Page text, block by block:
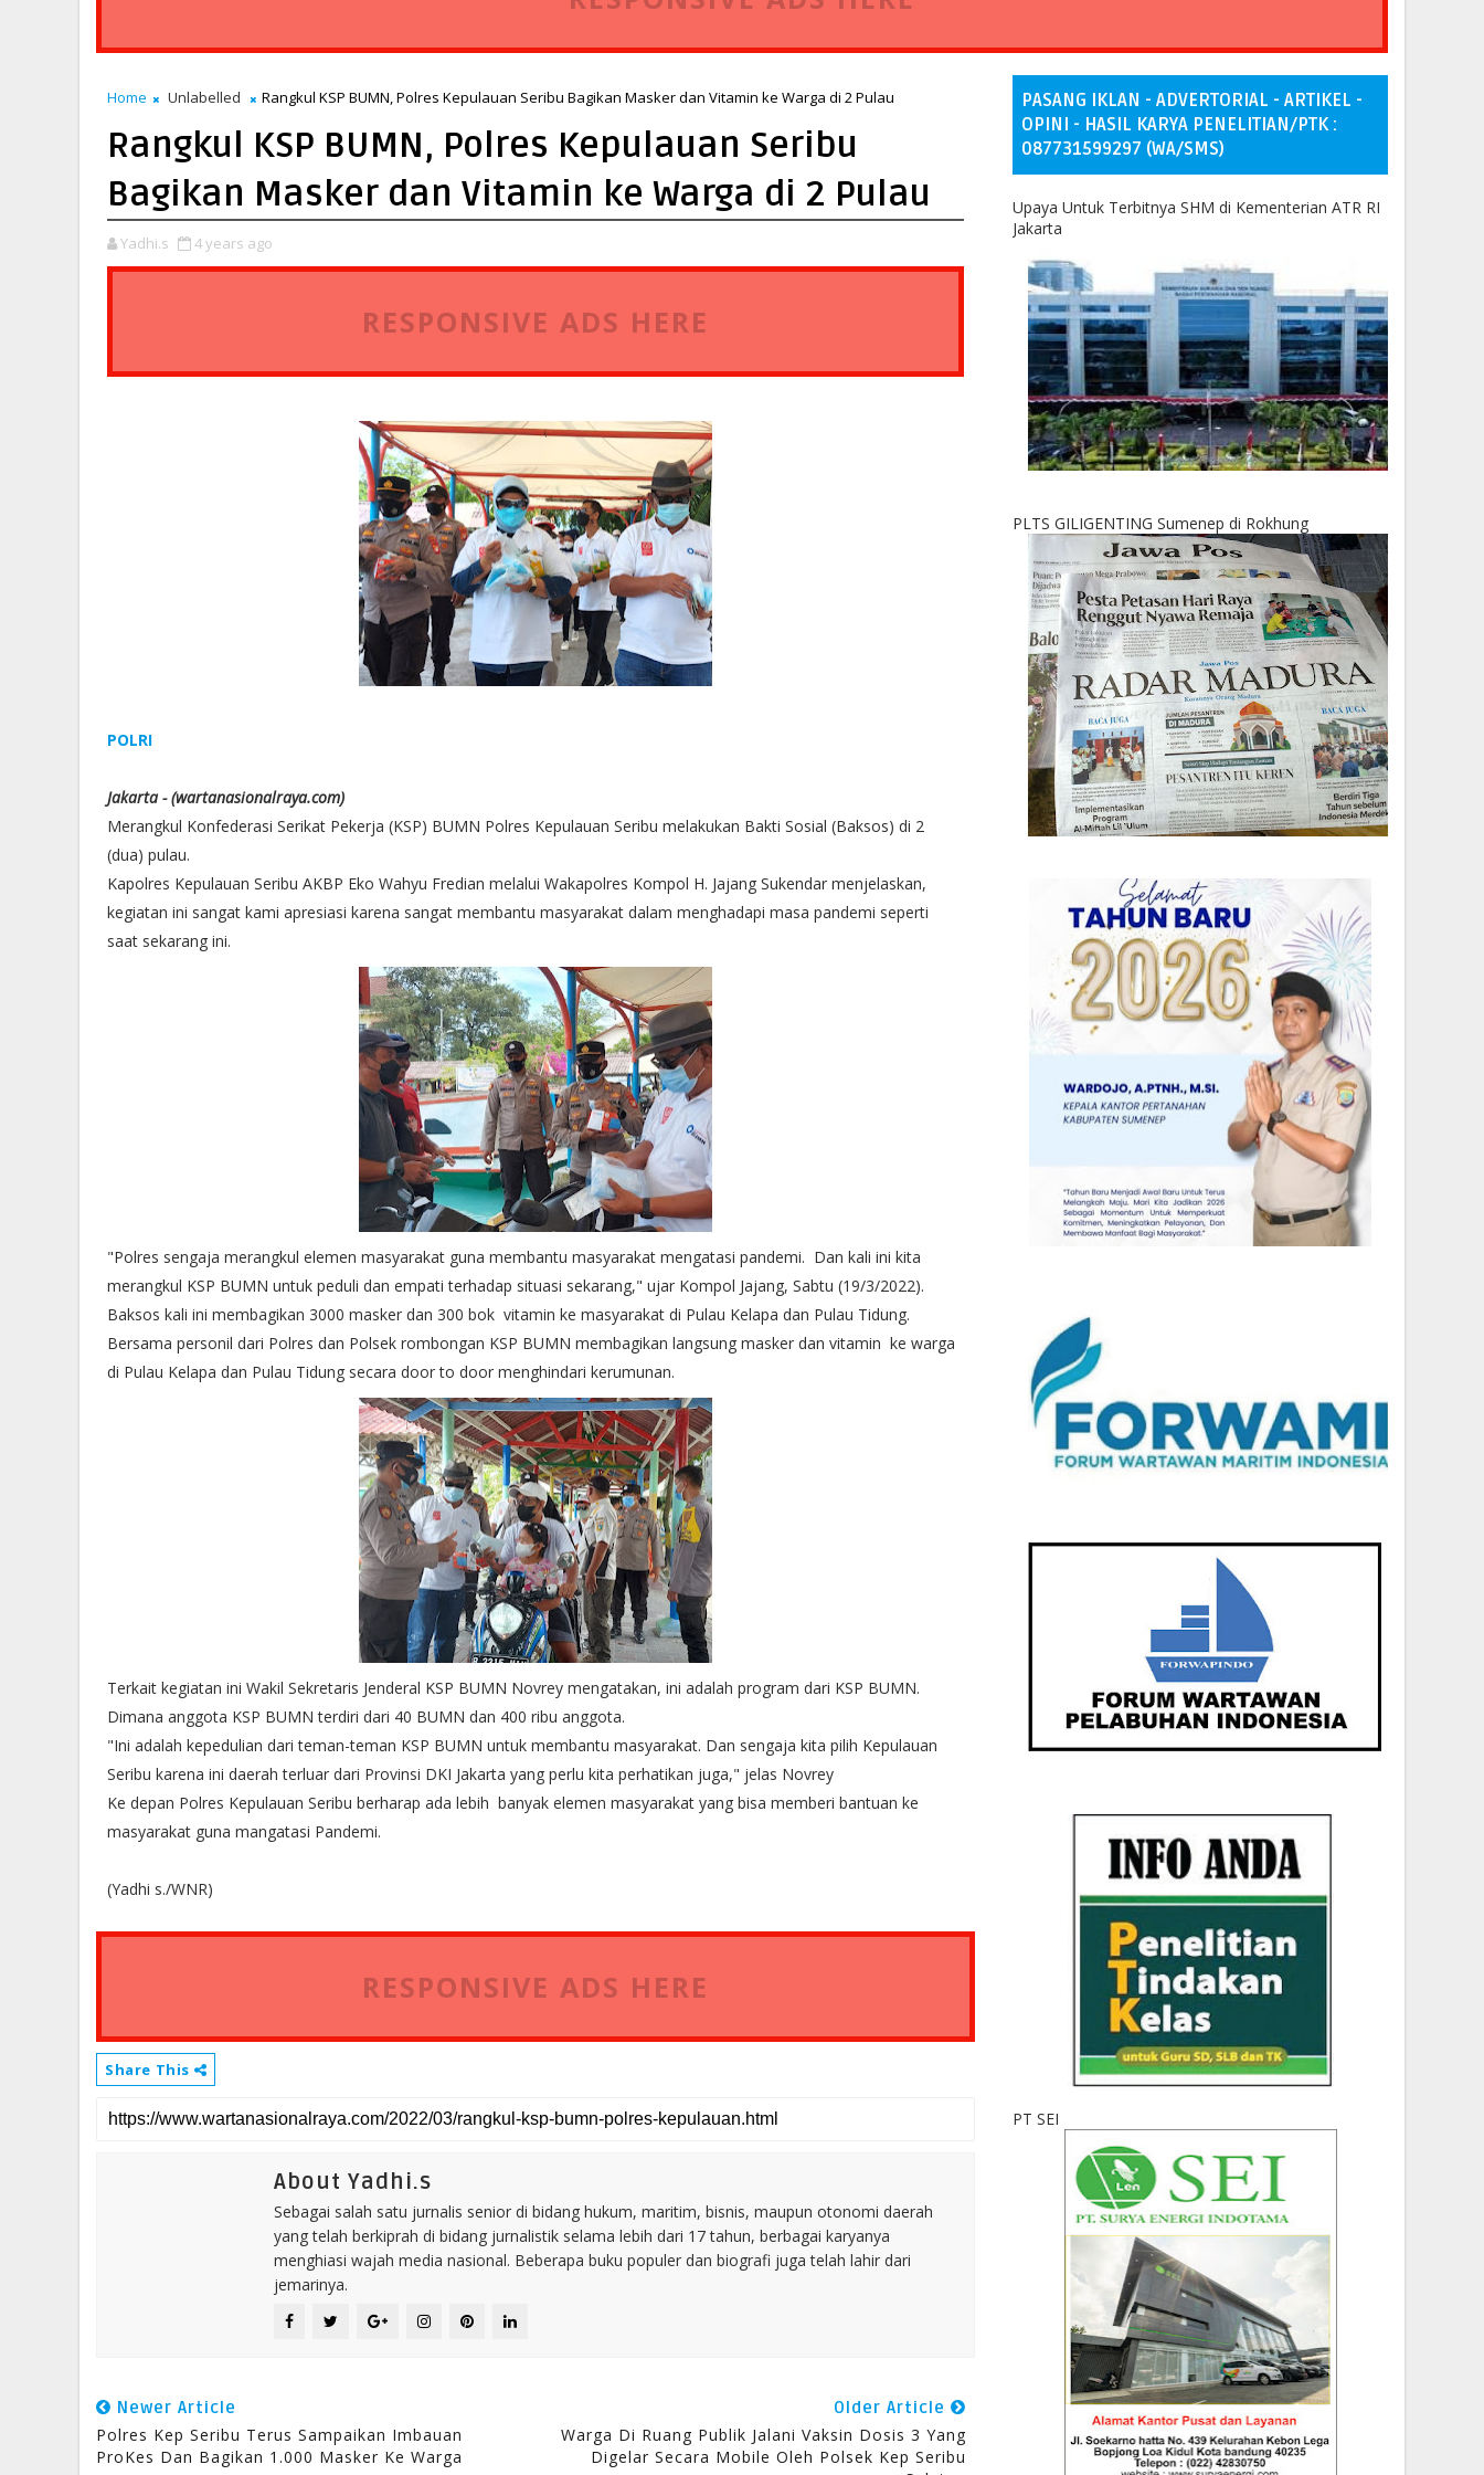
Home Unlabelled Rangkul KSP BUMN, Polres Kepulauan Seribu Bagikan Masker dan Vitamin ke Warga di 2 Pulau
Rangkul KSP BUMN, Polres Kepulauan Seribu
Bagikan Masker dan Vitamin ke Warga di 2 Pulau
Yadhi.s 4 years ago
RESPONSIVE ADS HERE
POLRI
Jakarta - (wartanasionalraya.com)
Merangkul Konfederasi Serikat Pekerja (KSP) BUMN Polres Kepulauan Seribu melakukan Bakti Sosial (Baksos) di 2
(dua) pulau.
Kapolres Kepulauan Seribu AKBP Eko Wahyu Fredian melalui Wakapolres Kompol H. Jajang Sukendar menjelaskan,
kegiatan ini sangat kami apresiasi karena sangat membantu masyarakat dalam menghadapi masa pandemi seperti
saat sekarang ini.
"Polres sengaja merangkul elemen masyarakat guna membantu masyarakat mengatasi pandemi. Dan kali ini kita
merangkul KSP BUMN untuk peduli dan empati terhadap situasi sekarang," ujar Kompol Jajang, Sabtu (19/3/2022).
Baksos kali ini membagikan 3000 masker dan 300 bok vitamin ke masyarakat di Pulau Kelapa dan Pulau Tidung.
Bersama personil dari Polres dan Polsek rombongan KSP BUMN membagikan langsung masker dan vitamin ke warga
di Pulau Kelapa dan Pulau Tidung secara door to door menghindari kerumunan.
Terkait kegiatan ini Wakil Sekretaris Jenderal KSP BUMN Novrey mengatakan, ini adalah program dari KSP BUMN.
Dimana anggota KSP BUMN terdiri dari 40 BUMN dan 400 ribu anggota.
"Ini adalah kepedulian dari teman-teman KSP BUMN untuk membantu masyarakat. Dan sengaja kita pilih Kepulauan
Seribu karena ini daerah terluar dari Provinsi DKI Jakarta yang perlu kita perhatikan juga," jelas Novrey
Ke depan Polres Kepulauan Seribu berharap ada lebih banyak elemen masyarakat yang bisa memberi bantuan ke
masyarakat guna mangatasi Pandemi.
(Yadhi s./WNR)
RESPONSIVE ADS HERE
Share This
About Yadhi.s
Sebagai salah satu jurnalis senior di bidang hukum, maritim, bisnis, maupun otonomi daerah
yang telah berkiprah di bidang jurnalistik selama lebih dari 17 tahun, berbagai karyanya
menghiasi wajah media nasional. Beberapa buku populer dan biografi juga telah lahir dari
jemarinya.
Newer Article
Polres Kep Seribu Terus Sampaikan Imbauan
ProKes Dan Bagikan 1.000 Masker Ke Warga
Older Article
Warga Di Ruang Publik Jalani Vaksin Dosis 3 Yang
Digelar Secara Mobile Oleh Polsek Kep Seribu
PASANG IKLAN - ADVERTORIAL - ARTIKEL -
OPINI - HASIL KARYA PENELITIAN/PTK :
087731599297 (WA/SMS)
Upaya Untuk Terbitnya SHM di Kementerian ATR RI
Jakarta
PLTS GILIGENTING Sumenep di Rokhung
PT SEI